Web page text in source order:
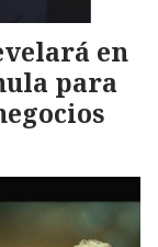
en
para